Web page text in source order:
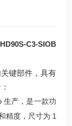
C3-SIOB
键部件，具有
生产，是一款功
精度，尺寸为 1